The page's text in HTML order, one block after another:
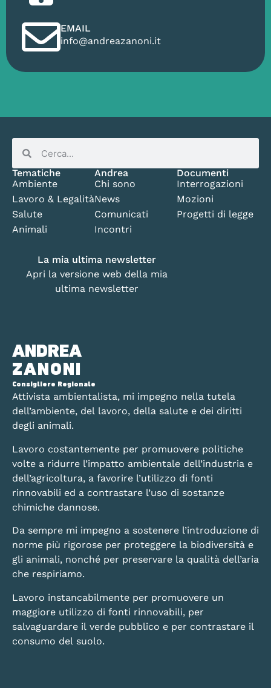
EMAIL
info@andreazanoni.it
ANDREA
ZANONI
Consigliere Regionale
Attivista ambientalista, mi impegno nella tutela
dell’ambiente, del lavoro, della salute e dei diritti
degli animali.
Lavoro costantemente per promuovere politiche
volte a ridurre l’impatto ambientale dell’industria e
dell’agricoltura, a favorire l’utilizzo di fonti
rinnovabili ed a contrastare l’uso di sostanze
chimiche dannose.
Da sempre mi impegno a sostenere l’introduzione di
norme più rigorose per proteggere la biodiversità e
gli animali, nonché per preservare la qualità dell’aria
che respiriamo.
Lavoro instancabilmente per promuovere un
maggiore utilizzo di fonti rinnovabili, per
salvaguardare il verde pubblico e per contrastare il
consumo del suolo.
Tematiche
Ambiente
Lavoro & Legalità
Salute
Animali
Andrea
Chi sono
News
Comunicati
Incontri
Documenti
Interrogazioni
Mozioni
Progetti di legge
La mia ultima newsletter
Apri la versione web della mia
ultima newsletter